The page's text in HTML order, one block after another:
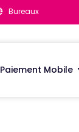
Bureaux
Paiement Mobile